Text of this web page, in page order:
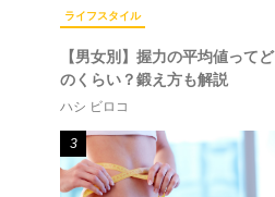
ライフスタイル
【男女別】握力の平均値ってど
のくらい？鍛え方も解説
ハシ ビロコ
3